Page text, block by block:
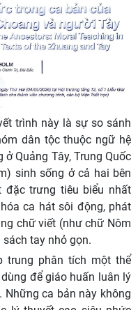
trình này là sự so sánh
dân tộc thuộc ngữ hệ
Quảng Tây, Trung Quốc
sinh sống ở cả hai bên
đặc trưng tiêu biểu nhất
ca hát sôi động, phát
chữ viết (như chữ Nôm
tay nhỏ gọn.
trung phân tích một thể
để giáo huấn luân lý
ca bản này không